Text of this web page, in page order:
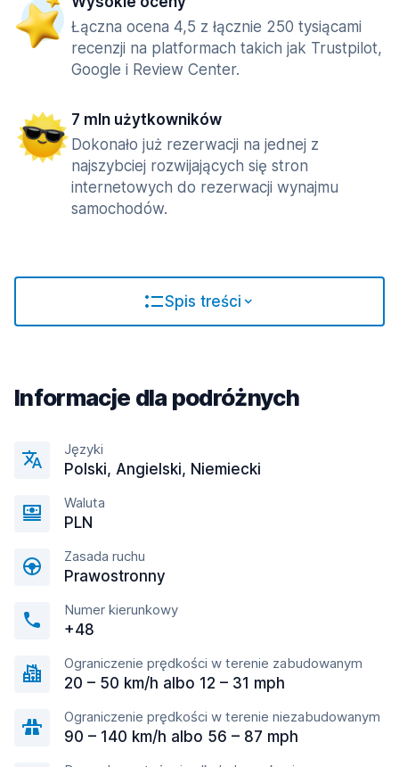
Łączna ocena 4,5 z łącznie 250 tysiącami
recenzji na platformach takich jak Trustpilot,
Google i Review Center.
7 mln użytkowników
Dokonało już rezerwacji na jednej z
najszybciej rozwijających się stron
internetowych do rezerwacji wynajmu
samochodów.
Spis treści
Informacje dla podróżnych
Języki
Polski, Angielski, Niemiecki
Waluta
PLN
Zasada ruchu
Prawostronny
Numer kierunkowy
+48
Ograniczenie prędkości w terenie zabudowanym
20 – 50 km/h albo 12 – 31 mph
Ograniczenie prędkości w terenie niezabudowanym
90 – 140 km/h albo 56 – 87 mph